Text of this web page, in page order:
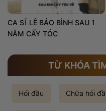
CA SĨ LÊ BẢO BÌNH SAU 1
NĂM CẤY TÓC
TỪ KHÓA
Hói đầu Chữa hói